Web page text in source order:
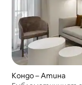
Кондо – Атина